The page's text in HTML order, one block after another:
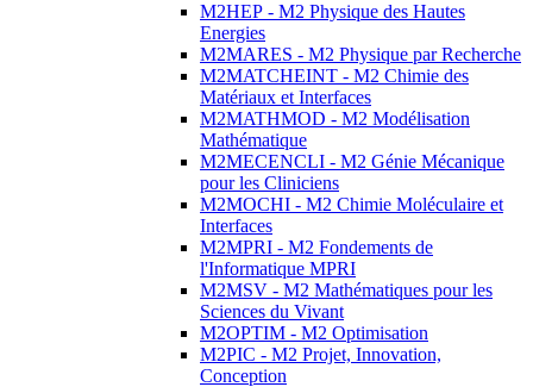
M2HEP - M2 Physique des Hautes
Energies
M2MARES - M2 Physique par Recherche
M2MATCHEINT - M2 Chimie des
Matériaux et Interfaces
M2MATHMOD - M2 Modélisation
Mathématique
M2MECENCLI - M2 Génie Mécanique
pour les Cliniciens
M2MOCHI - M2 Chimie Moléculaire et
Interfaces
M2MPRI - M2 Fondements de
l'Informatique MPRI
M2MSV - M2 Mathématiques pour les
Sciences du Vivant
M2OPTIM - M2 Optimisation
M2PIC - M2 Projet, Innovation,
Conception